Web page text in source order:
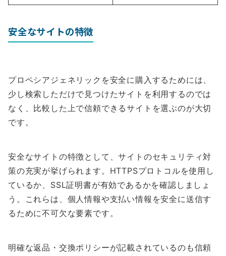
安全なサイトの特徴
プロペシアジェネリックを安全に購入するためには、
少し検索しただけで見つけたサイトを利用するのでは
なく、比較した上で信頼できるサイトを選ぶのが大切
です。
安全なサイトの特徴として、サイトのセキュリティ対
策の充実が挙げられます。HTTPSプロトコルを使用し
ているか、SSL証明書が有効であるかを確認しましょ
う。これらは、個人情報や支払い情報を安全に送信す
るために不可欠な要素です。
明確な返品・交換ポリシーが記載されているのも信頼